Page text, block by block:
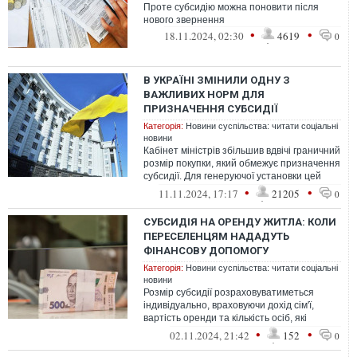
Проте субсидію можна поновити після
нового звернення
18.11.2024, 02:30 • 4619 • 0
В УКРАЇНІ ЗМІНИЛИ ОДНУ З
ВАЖЛИВИХ НОРМ ДЛЯ
ПРИЗНАЧЕННЯ СУБСИДІЇ
Категорія: Новини суспільства: читати соціальні
новини
Кабінет міністрів збільшив вдвічі граничний
розмір покупки, який обмежує призначення
субсидії. Для генеруючої установки цей
розмір підвищений втричі.
11.11.2024, 17:17 • 21205 • 0
СУБСИДІЯ НА ОРЕНДУ ЖИТЛА: КОЛИ
ПЕРЕСЕЛЕНЦЯМ НАДАДУТЬ
ФІНАНСОВУ ДОПОМОГУ
Категорія: Новини суспільства: читати соціальні
новини
Розмір субсидії розраховуватиметься
індивідуально, враховуючи дохід сім'ї,
вартість оренди та кількість осіб, які
проживають у помешканні
02.11.2024, 21:42 • 152 • 0